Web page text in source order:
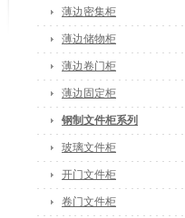
薄边密集柜
薄边储物柜
薄边卷门柜
薄边固定柜
钢制文件柜系列
玻璃文件柜
开门文件柜
卷门文件柜